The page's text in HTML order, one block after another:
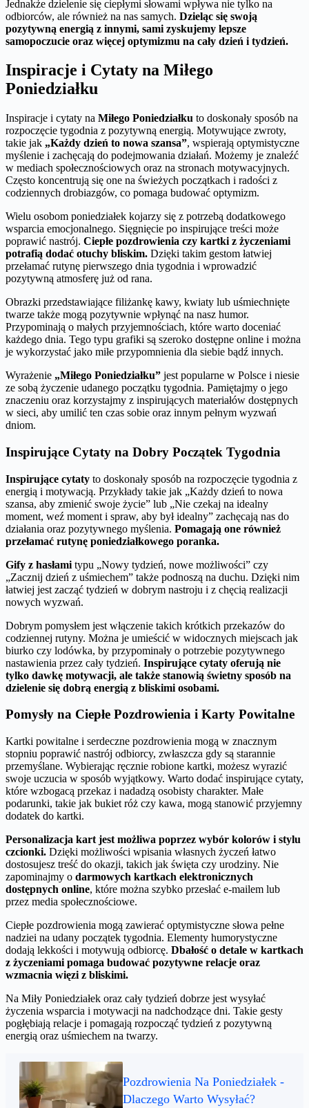
Jednakże dzielenie się ciepłymi słowami wpływa nie tylko na
odbiorców, ale również na nas samych. Dzieląc się swoją
pozytywną energią z innymi, sami zyskujemy lepsze
samopoczucie oraz więcej optymizmu na cały dzień i tydzień.
Inspiracje i Cytaty na Miłego
Poniedziałku
Inspiracje i cytaty na Miłego Poniedziałku to doskonały sposób na
rozpoczęcie tygodnia z pozytywną energią. Motywujące zwroty,
takie jak „Każdy dzień to nowa szansa”, wspierają optymistyczne
myślenie i zachęcają do podejmowania działań. Możemy je znaleźć
w mediach społecznościowych oraz na stronach motywacyjnych.
Często koncentrują się one na świeżych początkach i radości z
codziennych drobiazgów, co pomaga budować optymizm.
Wielu osobom poniedziałek kojarzy się z potrzebą dodatkowego
wsparcia emocjonalnego. Sięgnięcie po inspirujące treści może
poprawić nastrój. Ciepłe pozdrowienia czy kartki z życzeniami
potrafią dodać otuchy bliskim. Dzięki takim gestom łatwiej
przełamać rutynę pierwszego dnia tygodnia i wprowadzić
pozytywną atmosferę już od rana.
Obrazki przedstawiające filiżankę kawy, kwiaty lub uśmiechnięte
twarze także mogą pozytywnie wpłynąć na nasz humor.
Przypominają o małych przyjemnościach, które warto doceniać
każdego dnia. Tego typu grafiki są szeroko dostępne online i można
je wykorzystać jako miłe przypomnienia dla siebie bądź innych.
Wyrażenie „Miłego Poniedziałku” jest popularne w Polsce i niesie
ze sobą życzenie udanego początku tygodnia. Pamiętajmy o jego
znaczeniu oraz korzystajmy z inspirujących materiałów dostępnych
w sieci, aby umilić ten czas sobie oraz innym pełnym wyzwań
dniom.
Inspirujące Cytaty na Dobry Początek Tygodnia
Inspirujące cytaty to doskonały sposób na rozpoczęcie tygodnia z
energią i motywacją. Przykłady takie jak „Każdy dzień to nowa
szansa, aby zmienić swoje życie” lub „Nie czekaj na idealny
moment, weź moment i spraw, aby był idealny” zachęcają nas do
działania oraz pozytywnego myślenia. Pomagają one również
przełamać rutynę poniedziałkowego poranka.
Gify z hasłami typu „Nowy tydzień, nowe możliwości” czy
„Zacznij dzień z uśmiechem” także podnoszą na duchu. Dzięki nim
łatwiej jest zacząć tydzień w dobrym nastroju i z chęcią realizacji
nowych wyzwań.
Dobrym pomysłem jest włączenie takich krótkich przekazów do
codziennej rutyny. Można je umieścić w widocznych miejscach jak
biurko czy lodówka, by przypominały o potrzebie pozytywnego
nastawienia przez cały tydzień. Inspirujące cytaty oferują nie
tylko dawkę motywacji, ale także stanowią świetny sposób na
dzielenie się dobrą energią z bliskimi osobami.
Pomysły na Ciepłe Pozdrowienia i Karty Powitalne
Kartki powitalne i serdeczne pozdrowienia mogą w znacznym
stopniu poprawić nastrój odbiorcy, zwłaszcza gdy są starannie
przemyślane. Wybierając ręcznie robione kartki, możesz wyrazić
swoje uczucia w sposób wyjątkowy. Warto dodać inspirujące cytaty,
które wzbogacą przekaz i nadadzą osobisty charakter. Małe
podarunki, takie jak bukiet róż czy kawa, mogą stanowić przyjemny
dodatek do kartki.
Personalizacja kart jest możliwa poprzez wybór kolorów i stylu
czcionki. Dzięki możliwości wpisania własnych życzeń łatwo
dostosujesz treść do okazji, takich jak święta czy urodziny. Nie
zapominajmy o darmowych kartkach elektronicznych
dostępnych online, które można szybko przesłać e-mailem lub
przez media społecznościowe.
Ciepłe pozdrowienia mogą zawierać optymistyczne słowa pełne
nadziei na udany początek tygodnia. Elementy humorystyczne
dodają lekkości i motywują odbiorcę. Dbałość o detale w kartkach
z życzeniami pomaga budować pozytywne relacje oraz
wzmacnia więzi z bliskimi.
Na Miły Poniedziałek oraz cały tydzień dobrze jest wysyłać
życzenia wsparcia i motywacji na nadchodzące dni. Takie gesty
pogłębiają relacje i pomagają rozpocząć tydzień z pozytywną
energią oraz uśmiechem na twarzy.
Pozdrowienia Na Poniedziałek -
Dlaczego Warto Wysyłać?